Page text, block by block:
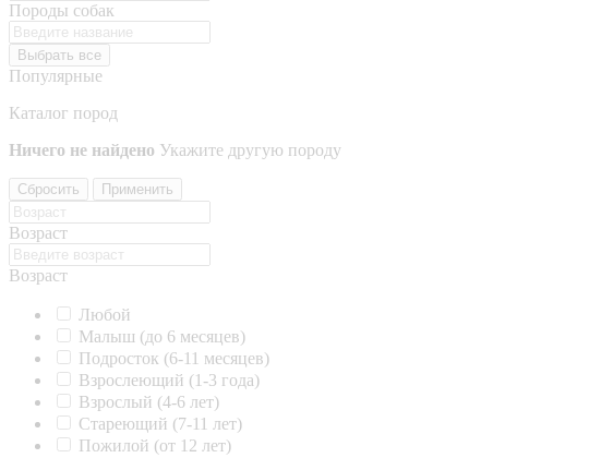
Породы собак
Выбрать все
Популярные
Каталог пород
Ничего не найдено Укажите другую породу
Сбросить Применить
Возраст
Возраст
Любой
Малыш (до 6 месяцев)
Подросток (6-11 месяцев)
Взрослеющий (1-3 года)
Взрослый (4-6 лет)
Стареющий (7-11 лет)
Пожилой (от 12 лет)